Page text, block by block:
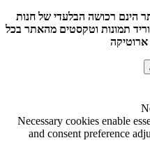
הינם רכושה הבלעדי של חנות
תמונות וטקסטים מהאתר בכל
Necessary cookies enable
and consent preference